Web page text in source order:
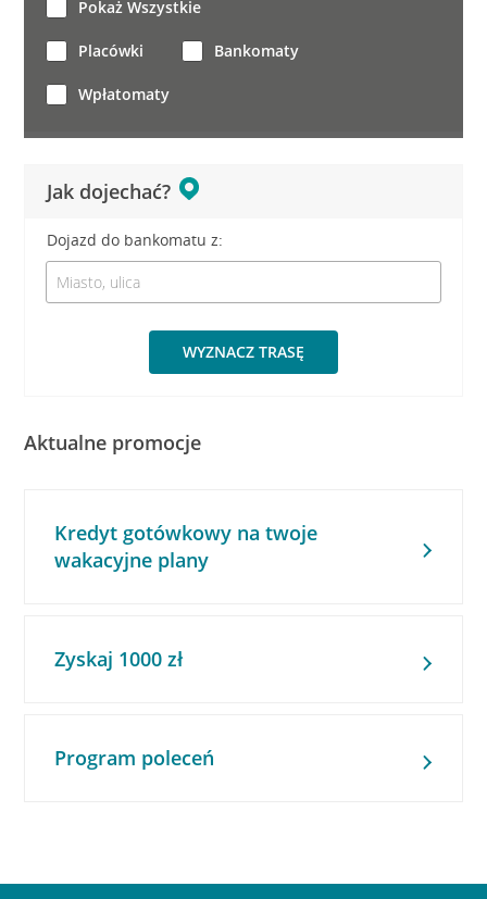
Jak dojechać?
Dojazd do bankomatu z:
WYZNACZ TRASĘ
Pokaż Wszystkie
Placówki Bankomaty
Wpłatomaty
Aktualne promocje
Kredyt gotówkowy na twoje
wakacyjne plany
Zyskaj 1000 zł
Program poleceń